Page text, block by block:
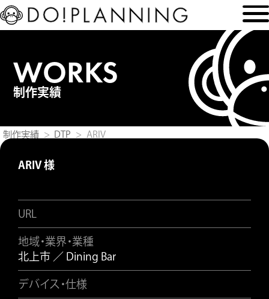
WORKS
制作実績
制作実績 DTP ARIV
ARIV 様
URL
地域・業界・業種
北上市 ／ Dining Bar
デバイス・仕様